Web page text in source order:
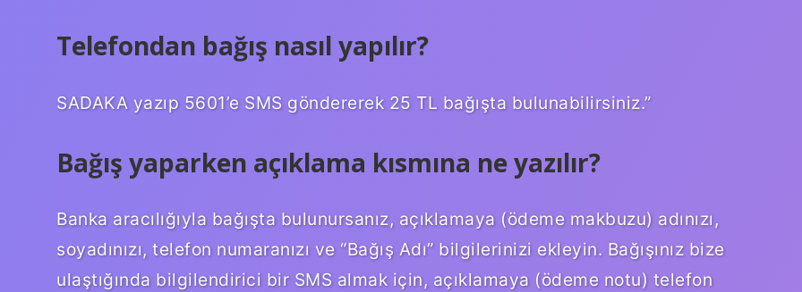
Telefondan bağış nasıl yapılır?
SADAKA yazıp 5601’e SMS göndererek 25 TL bağışta bulunabilirsiniz.”
Bağış yaparken açıklama kısmına ne yazılır?
Banka aracılığıyla bağışta bulunursanız, açıklamaya (ödeme makbuzu) adınızı,
soyadınızı, telefon numaranızı ve “Bağış Adı” bilgilerinizi ekleyin. Bağışınız bize
ulaştığında bilgilendirici bir SMS almak için, açıklamaya (ödeme notu) telefon